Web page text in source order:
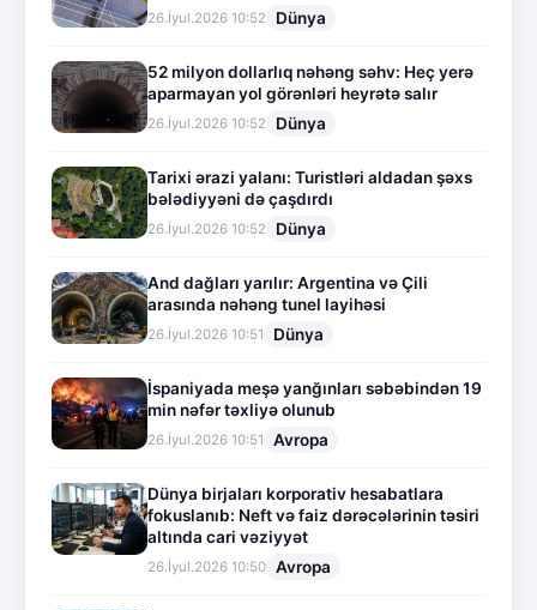
26.İyul.2026 10:52 Dünya
52 milyon dollarlıq nəhəng səhv: Heç yerə
aparmayan yol görənləri heyrətə salır
26.İyul.2026 10:52 Dünya
Tarixi ərazi yalanı: Turistləri aldadan şəxs
bələdiyyəni də çaşdırdı
26.İyul.2026 10:52 Dünya
And dağları yarılır: Argentina və Çili
arasında nəhəng tunel layihəsi
26.İyul.2026 10:51 Dünya
İspaniyada meşə yanğınları səbəbindən 19
min nəfər təxliyə olunub
26.İyul.2026 10:51 Avropa
Dünya birjaları korporativ hesabatlara
fokuslanıb: Neft və faiz dərəcələrinin təsiri
altında cari vəziyyət
26.İyul.2026 10:50 Avropa